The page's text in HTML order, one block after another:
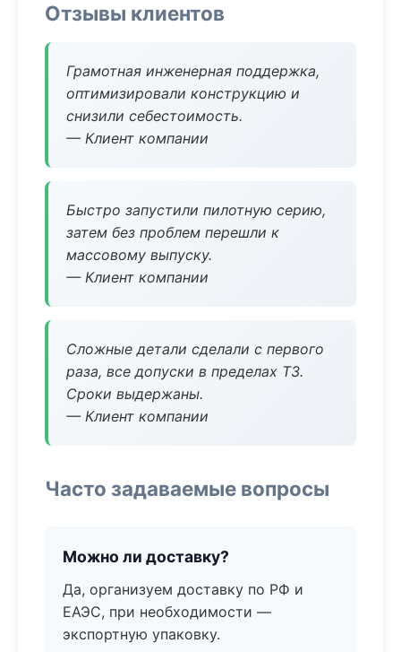
Отзывы клиентов
Грамотная инженерная поддержка,
оптимизировали конструкцию и
снизили себестоимость.
— Клиент компании
Быстро запустили пилотную серию,
затем без проблем перешли к
массовому выпуску.
— Клиент компании
Сложные детали сделали с первого
раза, все допуски в пределах ТЗ.
Сроки выдержаны.
— Клиент компании
Часто задаваемые вопросы
Можно ли доставку?
Да, организуем доставку по РФ и
ЕАЭС, при необходимости —
экспортную упаковку.